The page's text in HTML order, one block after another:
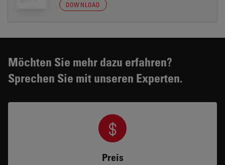
DOWNLOAD
Möchten Sie mehr dazu erfahren?
Sprechen Sie mit unseren Experten.
Preis